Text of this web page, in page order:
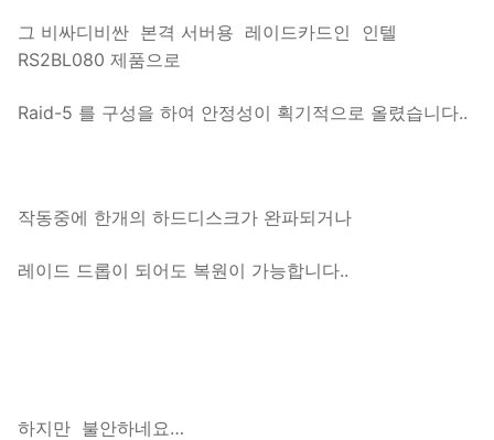
그 비싸디비싼 본격 서버용 레이드카드인 인텔
RS2BL080 제품으로
Raid-5 를 구성을 하여 안정성이 획기적으로 올렸습니다..
작동중에 한개의 하드디스크가 완파되거나
레이드 드롭이 되어도 복원이 가능합니다..
하지만 불안하네요…